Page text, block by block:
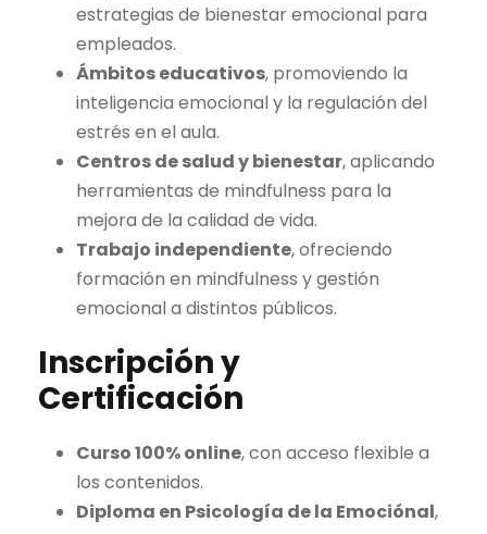
estrategias de bienestar emocional para
empleados.
Ámbitos educativos, promoviendo la
inteligencia emocional y la regulación del
estrés en el aula.
Centros de salud y bienestar, aplicando
herramientas de mindfulness para la
mejora de la calidad de vida.
Trabajo independiente, ofreciendo
formación en mindfulness y gestión
emocional a distintos públicos.
Inscripción y
Certificación
Curso 100% online, con acceso flexible a
los contenidos.
Diploma en Psicología de la Emociónal,